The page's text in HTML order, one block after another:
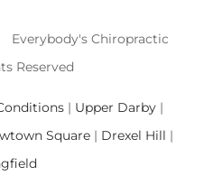
Chiropractic
Reserved
| Upper Darby|
Square| Drexel Hill |